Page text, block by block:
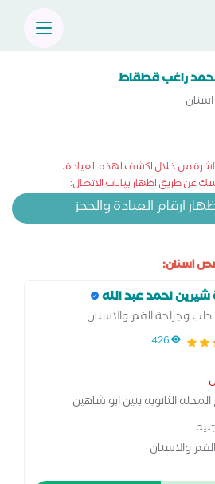
راغب قطقاط
من خلال اكشف لهذه العيادة،
عن طريق اظهار بيانات الاتصال:
ارقام العيادة والحجز
اسنان:
شيرين احمد عبد الله
وجراحة الفم والاسنان
426
الثانويه بنين ابو شاهين
والاسنان